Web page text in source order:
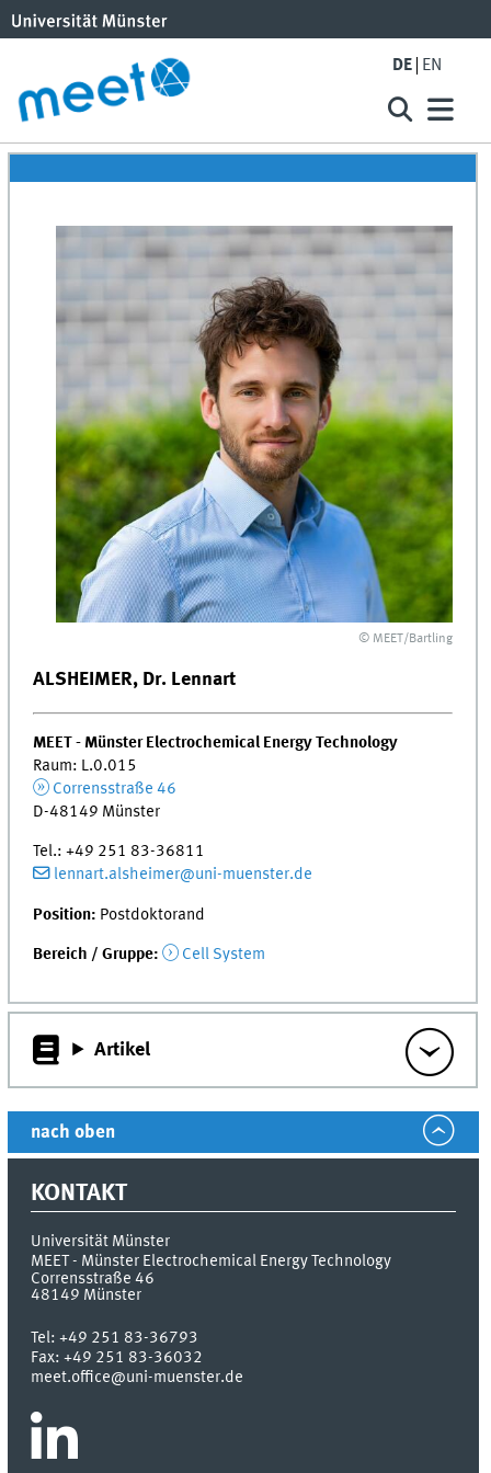
DE EN
© MEET/Bartling
ALSHEIMER, Dr. Lennart
MEET - Münster Electrochemical Energy Technology
Raum: L.0.015
Corrensstraße 46
D-48149 Münster
Tel.: +49 251 83-36811
lennart.alsheimer@uni-muenster.de
Position: Postdoktorand
Bereich / Gruppe: Cell System
Artikel
nach oben
KONTAKT
Universität Münster
MEET - Münster Electrochemical Energy Technology
Corrensstraße 46
48149 Münster
Tel:+49 251 83-36793
Fax:+49 251 83-36032
meet.office@uni-muenster.de